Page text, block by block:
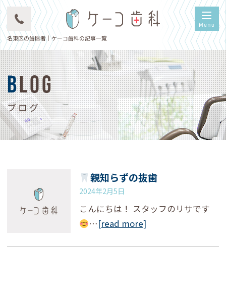
名東区の歯医者｜ケーコ歯科の記事一覧
BLOG
ブログ
親知らずの抜歯
2024年2月5日
こんにちは！ スタッフのリサです
…[read more]